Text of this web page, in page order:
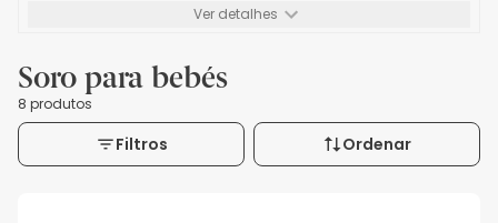
Ver detalhes
Soro para bebés
8 produtos
Filtros Ordenar